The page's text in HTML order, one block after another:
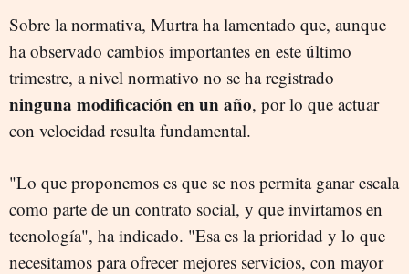
Sobre la normativa, Murtra ha lamentado que, aunque
ha observado cambios importantes en este último
trimestre, a nivel normativo no se ha registrado
ninguna modificación en un año, por lo que actuar
con velocidad resulta fundamental.
"Lo que proponemos es que se nos permita ganar escala
como parte de un contrato social, y que invirtamos en
tecnología", ha indicado. "Esa es la prioridad y lo que
necesitamos para ofrecer mejores servicios, con mayor